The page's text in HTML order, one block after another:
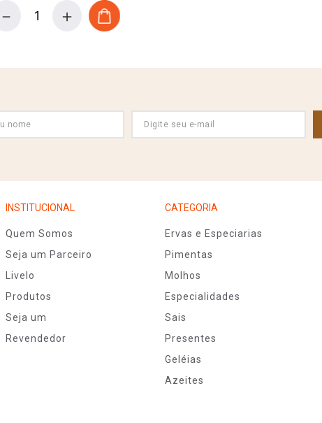
＋
－
INSTITUCIONAL
Quem Somos
Seja um Parceiro
Livelo
Produtos
Seja um
Revendedor
CATEGORIA
Ervas e Especiarias
Pimentas
Molhos
Especialidades
Sais
Presentes
Geléias
Azeites